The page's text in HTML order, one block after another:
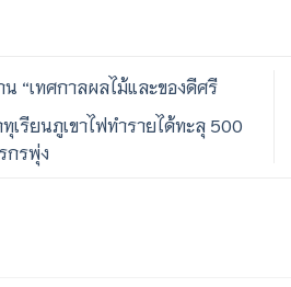
น “เทศกาลผลไม้และของดีศรี
รียนภูเขาไฟทำรายได้ทะลุ 500
กรพุ่ง